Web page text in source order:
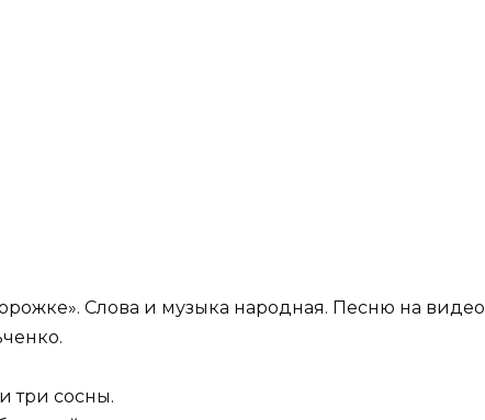
Слова и музыка народная. Песню на видео
три сосны.